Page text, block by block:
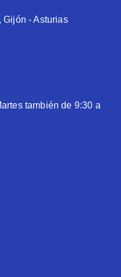
Gijón - Asturias
también de 9:30 a